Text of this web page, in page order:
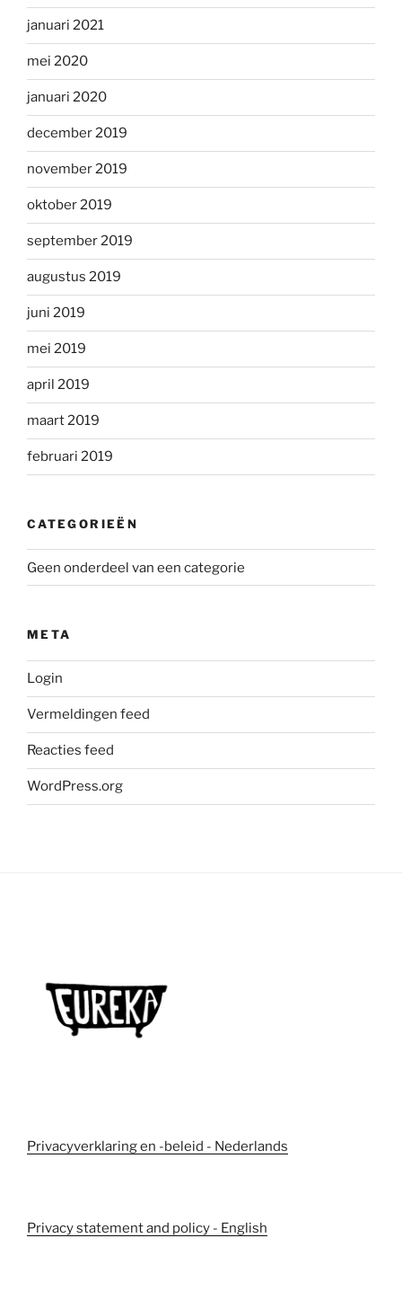
januari 2021
mei 2020
januari 2020
december 2019
november 2019
oktober 2019
september 2019
augustus 2019
juni 2019
mei 2019
april 2019
maart 2019
februari 2019
CATEGORIEËN
Geen onderdeel van een categorie
META
Login
Vermeldingen feed
Reacties feed
WordPress.org
Privacyverklaring en -beleid - Nederlands
Privacy statement and policy - English